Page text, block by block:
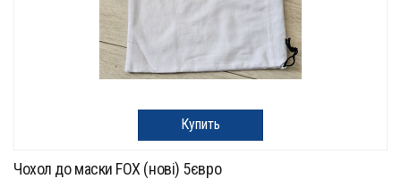
Купить
Чохол до маски FOX (нові) 5євро